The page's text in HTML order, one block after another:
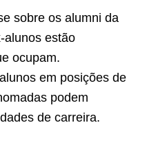
sobre os alumni da
alunos estão
ocupam.
em posições de
podem
de carreira.